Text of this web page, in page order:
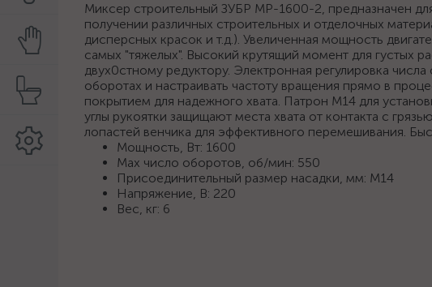
Миксер строительный ЗУБР МР-1600-2, предназначен
получении различных строительных и отделочных
дисперсных красок и т.д.). Увеличенная мощность
самых "тяжелых". Высокий крутящий момент для густых
двух0стному редуктору. Электронная регулировка
оборотах и настраивать частоту вращения прямо в
покрытием для надежного хвата. Патрон М14 для
углы рукоятки защищают места хвата от контакта с
лопастей венчика для эффективного перемешивания.
Мощность, Вт: 1600
Мах число оборотов, об/мин: 550
Присоединительный размер насадки, мм: М14
Напряжение, В: 220
Вес, кг: 6